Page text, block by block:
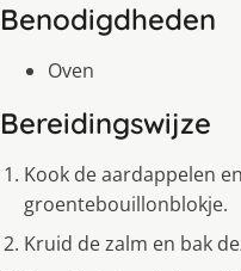
Benodigdheden
Oven
Bereidingswijze
Kook de aardappelen
groentebouillonblokje.
Kruid de zalm en bak